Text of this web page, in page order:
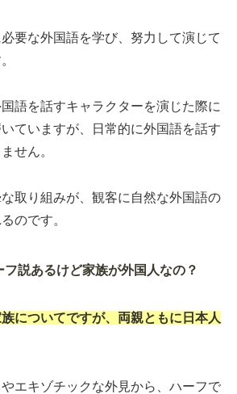
要な外国語を学び、努力して演じて
語を話すキャラクターを演じた際に
ていますが、日常的に外国語を話す
せん。
取り組みが、観客に自然な外国語の
のです。
フ説あるけど家族が外国人なの？
についてですが、両親ともに日本人
エキゾチックな外見から、ハーフで